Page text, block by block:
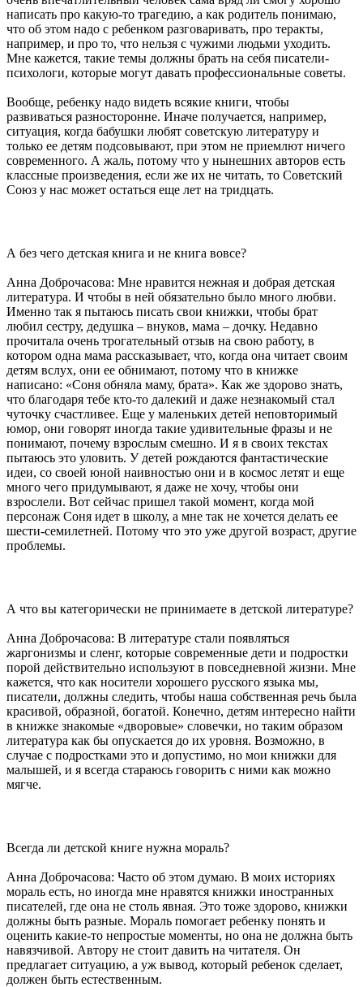
написать про какую-то трагедию, а как родитель понимаю,
что об этом надо с ребенком разговаривать, про теракты,
например, и про то, что нельзя с чужими людьми уходить.
Мне кажется, такие темы должны брать на себя писатели-
психологи, которые могут давать профессиональные советы.
Вообще, ребенку надо видеть всякие книги, чтобы
развиваться разносторонне. Иначе получается, например,
ситуация, когда бабушки любят советскую литературу и
только ее детям подсовывают, при этом не приемлют ничего
современного. А жаль, потому что у нынешних авторов есть
классные произведения, если же их не читать, то Советский
Союз у нас может остаться еще лет на тридцать.
А без чего детская книга и не книга вовсе?
Анна Доброчасова: Мне нравится нежная и добрая детская
литература. И чтобы в ней обязательно было много любви.
Именно так я пытаюсь писать свои книжки, чтобы брат
любил сестру, дедушка – внуков, мама – дочку. Недавно
прочитала очень трогательный отзыв на свою работу, в
котором одна мама рассказывает, что, когда она читает своим
детям вслух, они ее обнимают, потому что в книжке
написано: «Соня обняла маму, брата». Как же здорово знать,
что благодаря тебе кто-то далекий и даже незнакомый стал
чуточку счастливее. Еще у маленьких детей неповторимый
юмор, они говорят иногда такие удивительные фразы и не
понимают, почему взрослым смешно. И я в своих текстах
пытаюсь это уловить. У детей рождаются фантастические
идеи, со своей юной наивностью они и в космос летят и еще
много чего придумывают, я даже не хочу, чтобы они
взрослели. Вот сейчас пришел такой момент, когда мой
персонаж Соня идет в школу, а мне так не хочется делать ее
шести-семилетней. Потому что это уже другой возраст, другие
проблемы.
А что вы категорически не принимаете в детской литературе?
Анна Доброчасова: В литературе стали появляться
жаргонизмы и сленг, которые современные дети и подростки
порой действительно используют в повседневной жизни. Мне
кажется, что как носители хорошего русского языка мы,
писатели, должны следить, чтобы наша собственная речь была
красивой, образной, богатой. Конечно, детям интересно найти
в книжке знакомые «дворовые» словечки, но таким образом
литература как бы опускается до их уровня. Возможно, в
случае с подростками это и допустимо, но мои книжки для
малышей, и я всегда стараюсь говорить с ними как можно
мягче.
Всегда ли детской книге нужна мораль?
Анна Доброчасова: Часто об этом думаю. В моих историях
мораль есть, но иногда мне нравятся книжки иностранных
писателей, где она не столь явная. Это тоже здорово, книжки
должны быть разные. Мораль помогает ребенку понять и
оценить какие-то непростые моменты, но она не должна быть
навязчивой. Автору не стоит давить на читателя. Он
предлагает ситуацию, а уж вывод, который ребенок сделает,
должен быть естественным.